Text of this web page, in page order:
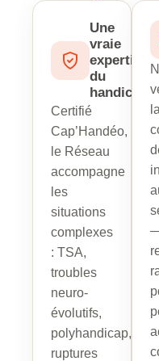
Une
vraie
expertise
du
handicap
Certifié
Cap’Handéo,
le Réseau
accompagne
les
situations
complexes
: TSA,
troubles
neuro-
évolutifs,
polyhandicap,
ruptures
la